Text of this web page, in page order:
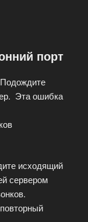
порт
Эта ошибка
исходящий
сервером